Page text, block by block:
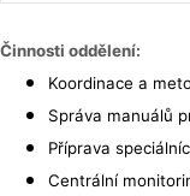
Činnosti oddělení:
Koordinace a
Správa manuálů
Příprava
Centrální